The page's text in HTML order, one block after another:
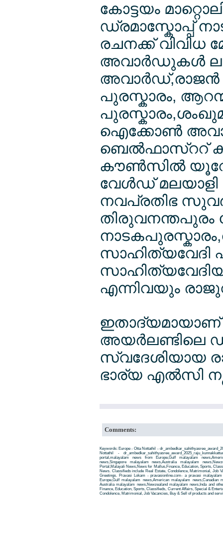
കോട്ടയം
ഡ്രമാസ്കോപ്പ്
രചനക്ക് വിവിധ
അവാര്‍ഡുകള്‍
അവാര്‍ഡ്,രാജന്‍
പുരസ്കാരം,
ഐക്കോണ്‍
ബെല്‍ഫാസ്ററ്
കൗണ്‍സില്‍
വേള്‍ഡ്
നവപ്രതിഭ
തിരുവനന്തപുരം
സാഹിത്യവേദി
എന്നിവയും
ഇതാദ്യമായാണ്
അയര്‍ലണ്ടിലെ
സ്വദേശിയായ
ഭാര്യ എല്‍സി
Comments:
Keywords: Europe - Otta Nottathil -
Nottathil -
portal,malayalam news from Europe,Gulf malayalam
news,Singapore malayalam news,Australia malayalam
Portal,Malayali News,News for Mallus,Finance, Education, Sports,
News. Classifieds include Real Estate, Condolence, Matrimonial, Job
Greetings. Pravasi Lokam - pravasionline.com- a pravasi
Europe,Gulf malayalam news,American malayalam news,Canadian
Australia malayalam news,Newzealand malayalam news,Inda and
Finance, Education, Sports, Classifieds, Current Affairs, Special &
Condolence, Matrimonial, Job Vacancies, Buy & Sell of products and